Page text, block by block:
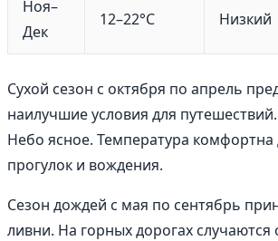
Ноя–
Дек
12–22°C Низкий
Сухой сезон с октября по апрель
наилучшие условия для
Небо ясное. Температура
прогулок и вождения.
Сезон дождей с мая по сентябрь
ливни. На горных дорогах случаются